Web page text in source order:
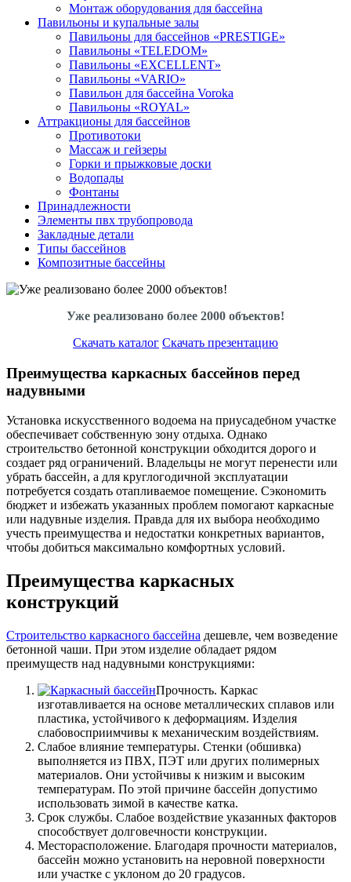
Монтаж оборудования для бассейна
Павильоны и купальные залы
Павильоны для бассейнов «PRESTIGE»
Павильоны «TELEDOM»
Павильоны «EXCELLENT»
Павильоны «VARIO»
Павильон для бассейна Voroka
Павильоны «ROYAL»
Аттракционы для бассейнов
Противотоки
Массаж и гейзеры
Горки и прыжковые доски
Водопады
Фонтаны
Принадлежности
Элементы пвх трубопровода
Закладные детали
Типы бассейнов
Композитные бассейны
Уже реализовано более 2000 объектов!
Скачать каталог Скачать презентацию
Преимущества каркасных бассейнов перед
надувными
Установка искусственного водоема на приусадебном участке
обеспечивает собственную зону отдыха. Однако
строительство бетонной конструкции обходится дорого и
создает ряд ограничений. Владельцы не могут перенести или
убрать бассейн, а для круглогодичной эксплуатации
потребуется создать отапливаемое помещение. Сэкономить
бюджет и избежать указанных проблем помогают каркасные
или надувные изделия. Правда для их выбора необходимо
учесть преимущества и недостатки конкретных вариантов,
чтобы добиться максимально комфортных условий.
Преимущества каркасных
конструкций
Строительство каркасного бассейна дешевле, чем возведение
бетонной чаши. При этом изделие обладает рядом
преимуществ над надувными конструкциями:
Прочность. Каркас
изготавливается на основе металлических сплавов или
пластика, устойчивого к деформациям. Изделия
слабовосприимчивы к механическим воздействиям.
Слабое влияние температуры. Стенки (обшивка)
выполняется из ПВХ, ПЭТ или других полимерных
материалов. Они устойчивы к низким и высоким
температурам. По этой причине бассейн допустимо
использовать зимой в качестве катка.
Срок службы. Слабое воздействие указанных факторов
способствует долговечности конструкции.
Месторасположение. Благодаря прочности материалов,
бассейн можно установить на неровной поверхности
или участке с уклоном до 20 градусов.